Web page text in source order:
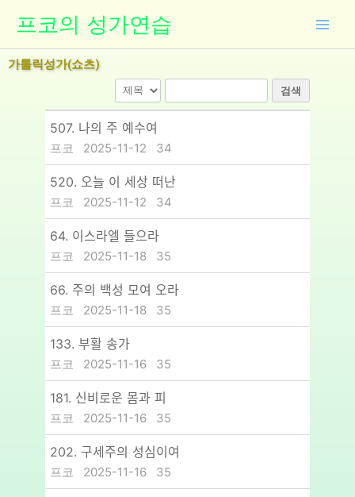
츠
로
프코의 성가연습
가톨릭성가(쇼츠)
검색
507. 나의 주 예수여
프코 2025-11-12 34
520. 오늘 이 세상 떠난
프코 2025-11-12 34
64. 이스라엘 들으라
프코 2025-11-18 35
66. 주의 백성 모여 오라
프코 2025-11-18 35
133. 부활 송가
프코 2025-11-16 35
181. 신비로운 몸과 피
프코 2025-11-16 35
202. 구세주의 성심이여
프코 2025-11-16 35